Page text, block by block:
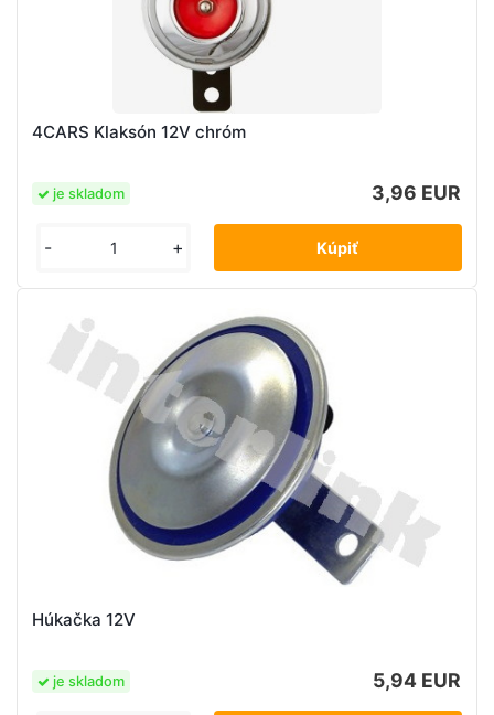
4CARS Klaksón 12V chróm
3,96 EUR
je skladom
- +
Húkačka 12V
5,94 EUR
je skladom